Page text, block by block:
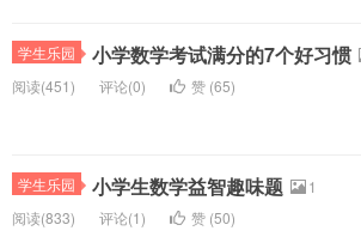
学生乐园 小学数学考试满分的7个好习惯
阅读(451) 评论(0) 赞 (65)
学生乐园 小学生数学益智趣味题
1
阅读(833) 评论(1) 赞 (50)